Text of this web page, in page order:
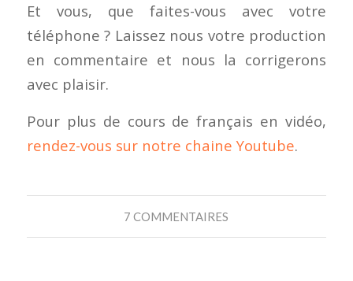
Et vous, que faites-vous avec votre
téléphone ? Laissez nous votre production
en commentaire et nous la corrigerons
avec plaisir.
Pour plus de cours de français en vidéo,
rendez-vous sur notre chaine Youtube.
7 COMMENTAIRES